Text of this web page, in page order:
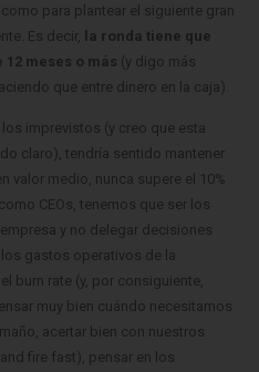
para plantear el siguiente gran
Es decir, la ronda tiene que
meses o más (y digo más
que entre dinero en la caja).
imprevistos (y creo que esta
claro), tendría sentido mantener
valor medio, nunca supere el 10%
CEOs, tenemos que ser los
y no delegar decisiones
gastos operativos de la
burn rate (y, por consiguiente,
muy bien cuándo necesitamos
acertar bien con nuestros
fire fast), pensar en los